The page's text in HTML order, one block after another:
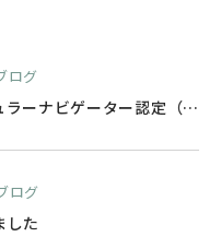
ログ
グリーンサーキュラーナビゲーター認定（処分業）
ログ
した